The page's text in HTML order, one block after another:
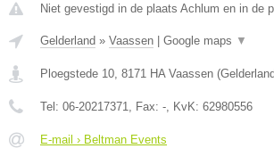
Niet gevestigd in de plaats Achlum en in de
Gelderland » Vaassen Google maps ▼
Ploegstede 10, 8171 HA Vaassen (Gelderland
Tel: 06-20217371, Fax: -, KvK: 62980556
E-mail › Beltman Events